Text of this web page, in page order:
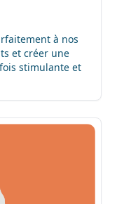
à nos
et créer une
stimulante et